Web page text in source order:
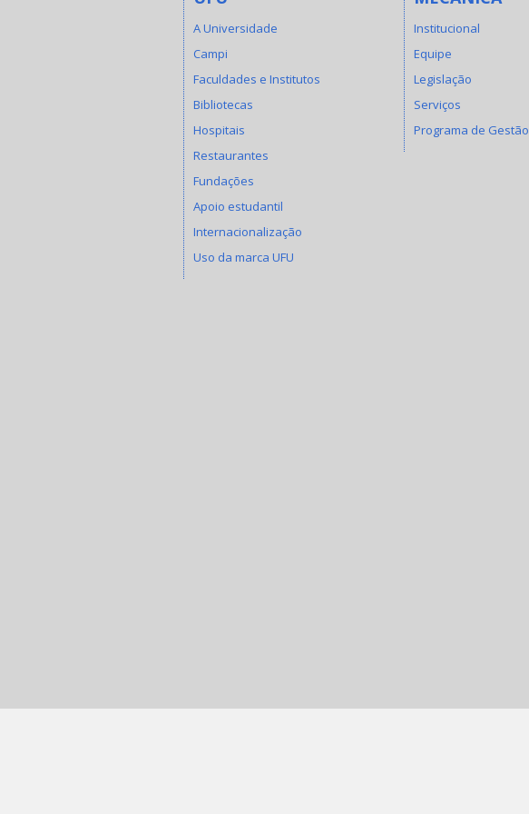
A Universidade
Campi
Faculdades e Institutos
Bibliotecas
Hospitais
Restaurantes
Fundações
Apoio estudantil
Internacionalização
Uso da marca UFU
Institucional
Equipe
Legislação
Serviços
Programa de Gestão